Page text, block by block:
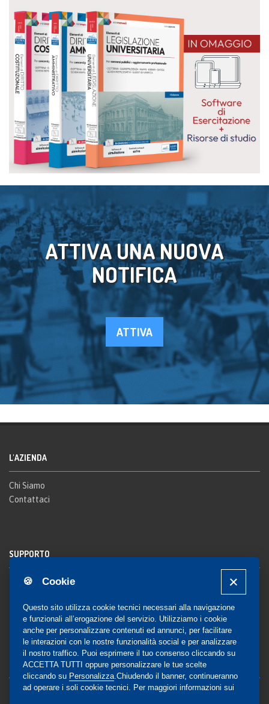
🍪 Cookie
Questo sito utilizza cookie tecnici necessari alla navigazione
e funzionali all’erogazione del servizio. Utilizziamo i cookie
anche per personalizzare contenuti ed annunci, per facilitare
le interazioni con le nostre funzionalità social e per analizzare
il nostro traffico. Puoi esprimere il tuo consenso cliccando su
ACCETTA TUTTI oppure personalizzare le tue scelte
cliccando su Personalizza .Chiudendo il banner, continueranno
ad operare i soli cookie tecnici. Per maggiori informazioni sui
ATTIVA UNA NUOVA
NOTIFICA
ATTIVA
L'AZIENDA
Chi Siamo
Contattaci
SUPPORTO
Registrazione al sito
Notifica
COMMUNITY
Blog e Canali social